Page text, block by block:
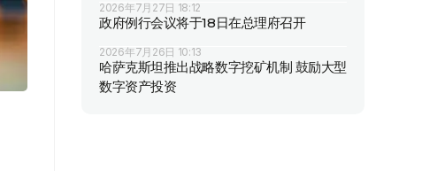
2026年7月27日 18:12
政府例行会议将于18日在总理府召开
2026年7月26日 10:13
哈萨克斯坦推出战略数字挖矿机制 鼓励大型
数字资产投资